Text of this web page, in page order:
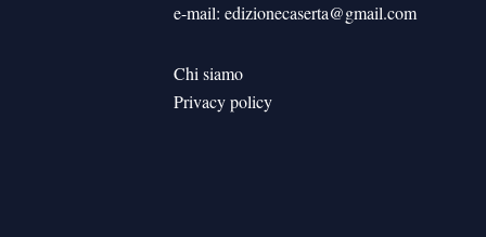
e-mail: edizionecaserta@gmail.com
Chi siamo
Privacy policy